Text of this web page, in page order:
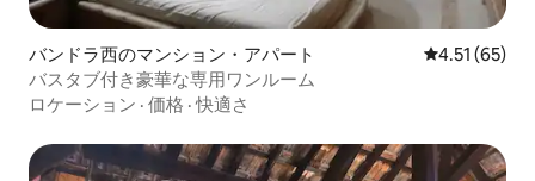
バンドラ西のマンション・アパート レビュー65
4.51 (65)
バスタブ付き豪華な専用ワンルーム
ロケーション · 価格 ·快適さ